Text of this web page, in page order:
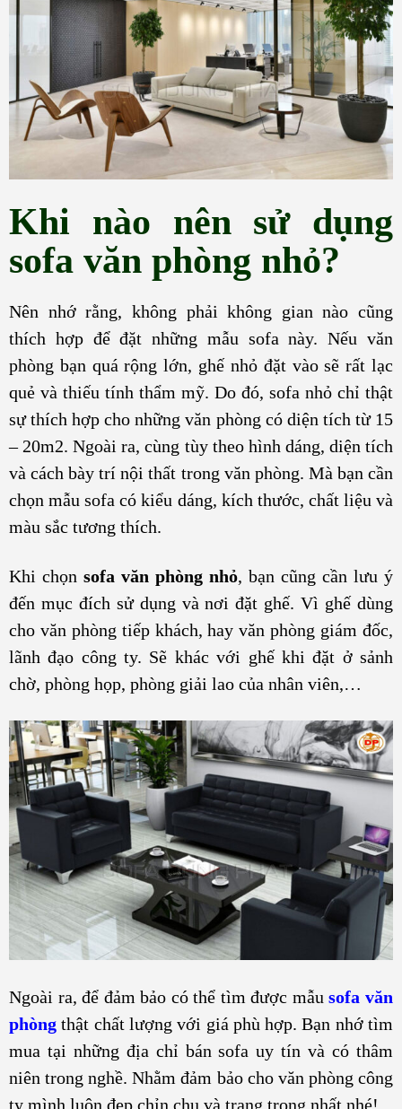
Khi nào nên sử dụng
sofa văn phòng nhỏ?
Nên nhớ rằng, không phải không gian nào cũng
thích hợp để đặt những mẫu sofa này. Nếu văn
phòng bạn quá rộng lớn, ghế nhỏ đặt vào sẽ rất lạc
quẻ và thiếu tính thẩm mỹ. Do đó, sofa nhỏ chỉ thật
sự thích hợp cho những văn phòng có diện tích từ 15
– 20m2. Ngoài ra, cùng tùy theo hình dáng, diện tích
và cách bày trí nội thất trong văn phòng. Mà bạn cần
chọn mẫu sofa có kiểu dáng, kích thước, chất liệu và
màu sắc tương thích.
Khi chọn sofa văn phòng nhỏ, bạn cũng cần lưu ý
đến mục đích sử dụng và nơi đặt ghế. Vì ghế dùng
cho văn phòng tiếp khách, hay văn phòng giám đốc,
lãnh đạo công ty. Sẽ khác với ghế khi đặt ở sảnh
chờ, phòng họp, phòng giải lao của nhân viên,…
Ngoài ra, để đảm bảo có thể tìm được mẫusofa văn
phòng thật chất lượng với giá phù hợp. Bạn nhớ tìm
mua tại những địa chỉ bán sofa uy tín và có thâm
niên trong nghề. Nhằm đảm bảo cho văn phòng công
ty mình luôn đẹp chỉn chu và trang trọng nhất nhé!